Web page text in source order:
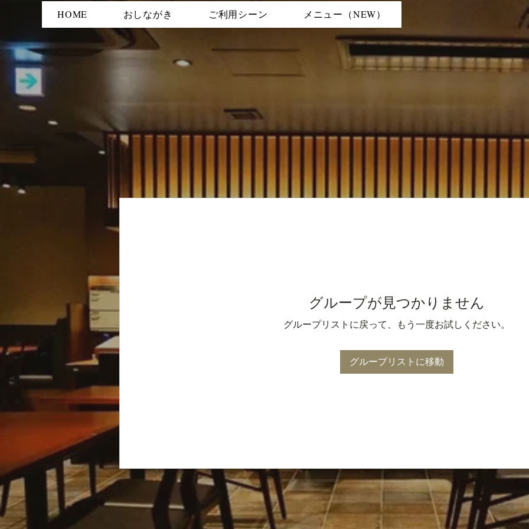
HOME おしながき ご利用シーン メニュー（NEW）
グループが見つかりません
グループリストに戻って、もう一度お試しください。
グループリストに移動